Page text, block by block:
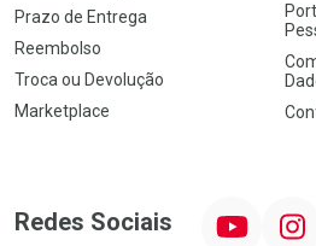
Prazo de Entrega
Reembolso
Troca ou Devolução
Marketplace
Redes Sociais